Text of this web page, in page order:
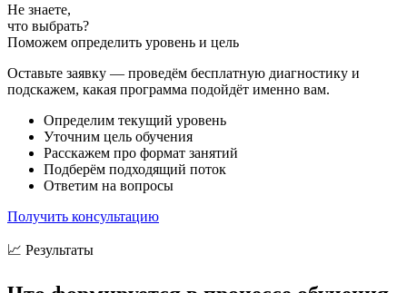
Не знаете,
что выбрать?
Поможем определить уровень и цель
Оставьте заявку — проведём бесплатную диагностику и
подскажем, какая программа подойдёт именно вам.
Определим текущий уровень
Уточним цель обучения
Расскажем про формат занятий
Подберём подходящий поток
Ответим на вопросы
Получить консультацию
📈 Результаты